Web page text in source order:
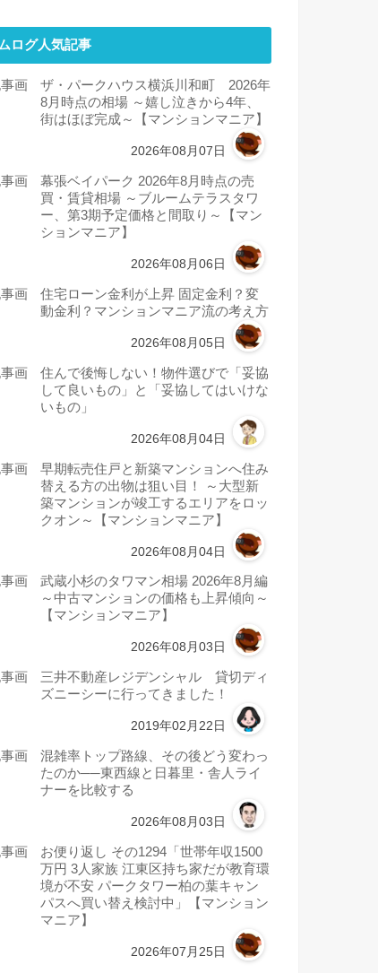
ログ人気記事
ザ・パークハウス横浜川和町 2026年
8月時点の相場 ～嬉し泣きから4年、
街はほぼ完成～【マンションマニア】
2026年08月07日
幕張ベイパーク 2026年8月時点の売
買・賃貸相場 ～ブルームテラスタワ
ー、第3期予定価格と間取り～【マン
ションマニア】
2026年08月06日
住宅ローン金利が上昇 固定金利？変
動金利？マンションマニア流の考え方
2026年08月05日
住んで後悔しない！物件選びで「妥協
して良いもの」と「妥協してはいけな
いもの」
2026年08月04日
早期転売住戸と新築マンションへ住み
替える方の出物は狙い目！ ～大型新
築マンションが竣工するエリアをロッ
クオン～【マンションマニア】
2026年08月04日
武蔵小杉のタワマン相場 2026年8月編
～中古マンションの価格も上昇傾向～
【マンションマニア】
2026年08月03日
三井不動産レジデンシャル 貸切ディ
ズニーシーに行ってきました！
2019年02月22日
混雑率トップ路線、その後どう変わっ
たのか──東西線と日暮里・舎人ライ
ナーを比較する
2026年08月03日
お便り返し その1294「世帯年収1500
万円 3人家族 江東区持ち家だが教育環
境が不安 パークタワー柏の葉キャン
パスへ買い替え検討中」【マンション
マニア】
2026年07月25日